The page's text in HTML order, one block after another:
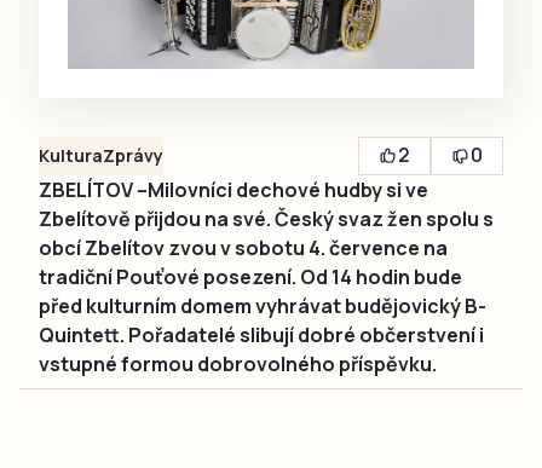
KulturaZprávy 2
0
ZBELÍTOV –Milovníci dechové hudby si ve
Zbelítově přijdou na své. Český svaz žen spolu s
obcí Zbelítov zvou v sobotu 4. července na
tradiční Pouťové posezení. Od 14 hodin bude
před kulturním domem vyhrávat budějovický B-
Quintett. Pořadatelé slibují dobré občerstvení i
vstupné formou dobrovolného příspěvku.